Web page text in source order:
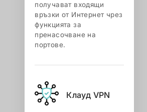
получават входящи
връзки от Интернет чрез
функцията за
пренасочване на
портове.
Клауд VPN